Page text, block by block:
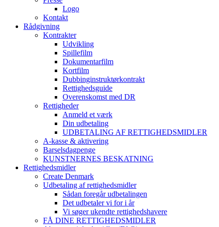
Logo
Kontakt
Rådgivning
Kontrakter
Udvikling
Spillefilm
Dokumentarfilm
Kortfilm
Dubbinginstruktørkontrakt
Rettighedsguide
Overenskomst med DR
Rettigheder
Anmeld et værk
Din udbetaling
UDBETALING AF RETTIGHEDSMIDLER
A-kasse & aktivering
Barselsdagpenge
KUNSTNERNES BESKATNING
Rettighedsmidler
Create Denmark
Udbetaling af rettighedsmidler
Sådan foregår udbetalingen
Det udbetaler vi for i år
Vi søger ukendte rettighedshavere
FÅ DINE RETTIGHEDSMIDLER